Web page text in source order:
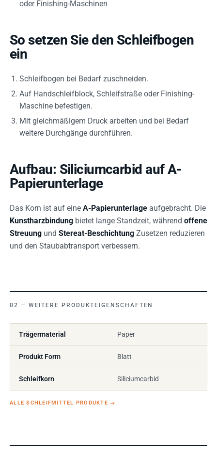
oder Finishing-Maschinen
So setzen Sie den Schleifbogen
ein
Schleifbogen bei Bedarf zuschneiden.
Auf Handschleifblock, Schleifstraße oder Finishing-
Maschine befestigen.
Mit gleichmäßigem Druck arbeiten und bei Bedarf
weitere Durchgänge durchführen.
Aufbau: Siliciumcarbid auf A-
Papierunterlage
Das Korn ist auf eine A-Papierunterlage aufgebracht. Die
Kunstharzbindung bietet lange Standzeit, während offene
Streuung und Stereat-Beschichtung Zusetzen reduzieren
und den Staubabtransport verbessern.
WEITERE PRODUKTEIGENSCHAFTEN
Trägermaterial Paper
Produkt Form Blatt
Schleifkorn Siliciumcarbid
ALLE SCHLEIFMITTEL PRODUKTE →